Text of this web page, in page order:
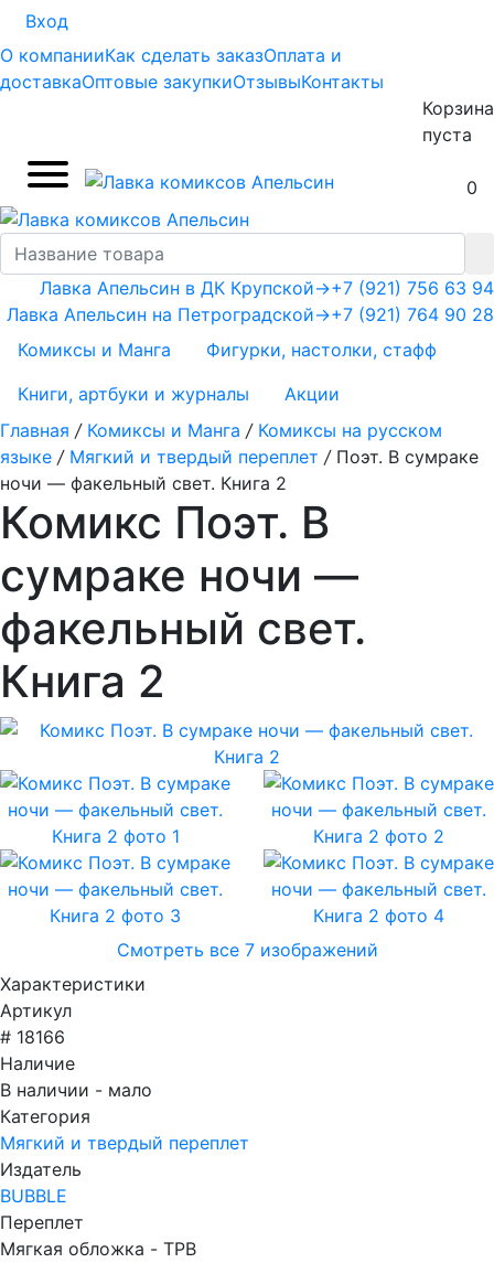
Вход
О компанииКак сделать заказОплата и
доставкаОптовые закупкиОтзывыКонтакты
Корзина
пуста
0
+7 (921) 756 63 94
+7 (921) 764 90 28
Лавка Апельсин в ДК Крупской→
Лавка Апельсин на Петроградской→
Комиксы и Манга
Фигурки, настолки, стафф
Книги, артбуки и журналы
Акции
Главная / Комиксы и Манга / Комиксы на русском
языке / Мягкий и твердый переплет / Поэт. В сумраке
ночи — факельный свет. Книга 2
Комикс Поэт. В
сумраке ночи —
факельный свет.
Книга 2
Смотреть все 7 изображений
Характеристики
Артикул
# 18166
Наличие
В наличии - мало
Категория
Мягкий и твердый переплет
Издатель
BUBBLE
Переплет
Мягкая обложка - TPB